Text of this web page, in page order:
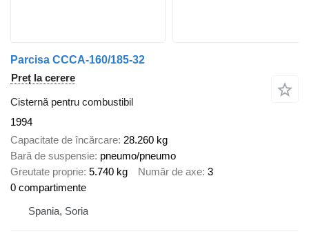
Parcisa CCCA-160/185-32
Preț la cerere
Cisternă pentru combustibil
1994
Capacitate de încărcare 28.260 kg
Bară de suspensie pneumo/pneumo
Greutate proprie 5.740 kg Număr de axe 3
0 compartimente
Spania, Soria